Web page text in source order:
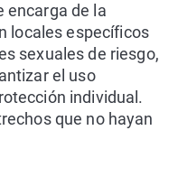
encarga de la
locales específicos
sexuales de riesgo,
el uso
individual.
que no hayan